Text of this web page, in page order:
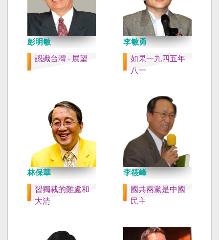
彭明敏
認識台灣 ‧ 展望
李敏勇
如果一九四五年
八一
林保華
習獨裁的難處和
大清
李筱峰
國共兩黨是中國
民主